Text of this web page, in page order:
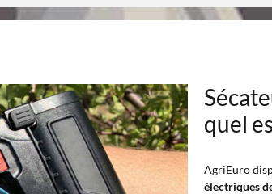
quel
AgriEuro
électriques